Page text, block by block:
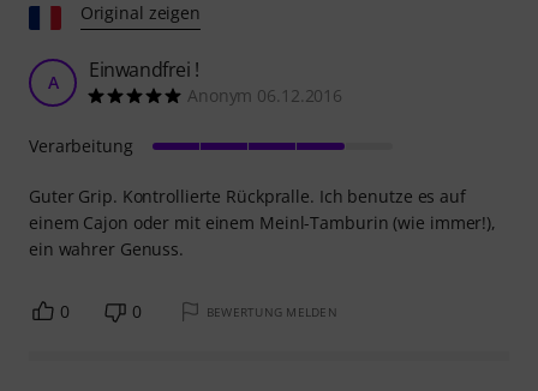
Original zeigen
A Einwandfrei !
Anonym 06.12.2016
Guter Grip. Kontrollierte Rückpralle. Ich benutze es auf
einem Cajon oder mit einem Meinl-Tamburin (wie immer!),
ein wahrer Genuss.
Verarbeitung
0 0 BEWERTUNG MELDEN